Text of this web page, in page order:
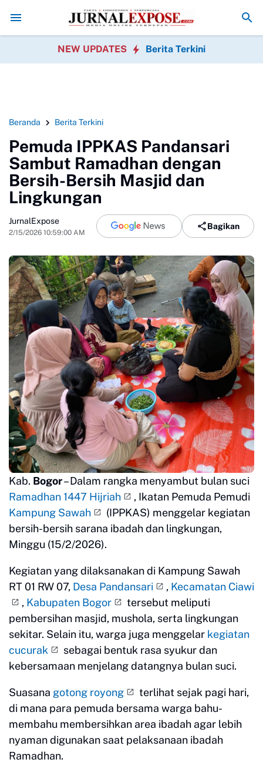
Diduga di Menu MBG Ada Gorengan, Wali Murid SDN
NEW UPDATES Berita Terkini
Beranda Berita Terkini
Pemuda IPPKAS Pandansari
Sambut Ramadhan dengan
Bersih-Bersih Masjid dan
Lingkungan
JurnalExpose
2/15/2026 10:59:00 AM
Bagikan
Kab. Bogor– Dalam rangka menyambut bulan suci
Ramadhan 1447 Hijriah
, Ikatan Pemuda Pemudi
Kampung Sawah
(IPPKAS) menggelar kegiatan
bersih-bersih sarana ibadah dan lingkungan,
Minggu (15/2/2026).
Kegiatan yang dilaksanakan di Kampung Sawah
RT 01 RW 07, Desa Pandansari , Kecamatan Ciawi
, Kabupaten Bogor
tersebut meliputi
pembersihan masjid, mushola, serta lingkungan
sekitar. Selain itu, warga juga menggelar kegiatan
cucurak
sebagai bentuk rasa syukur dan
kebersamaan menjelang datangnya bulan suci.
Suasana gotong royong
terlihat sejak pagi hari,
di mana para pemuda bersama warga bahu-
membahu membersihkan area ibadah agar lebih
nyaman digunakan saat pelaksanaan ibadah
Ramadhan.